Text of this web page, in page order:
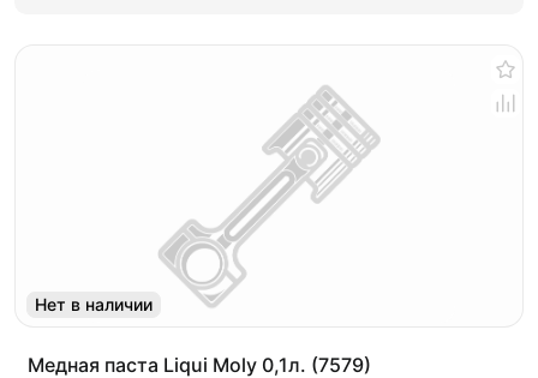
Нет в наличии
Медная паста Liqui Moly 0,1л. (7579)